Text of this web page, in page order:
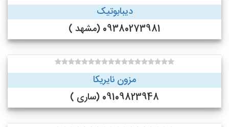
دیبابوتیک
09380273981 (مشهد )
مزون نایریکا
09109823948 (ساری )